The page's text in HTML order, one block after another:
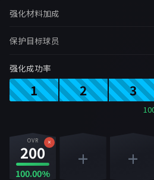
强化材料加成
保护目标球员
强化成功率
1 2 3
OVR
200
100.00%
×
+ +